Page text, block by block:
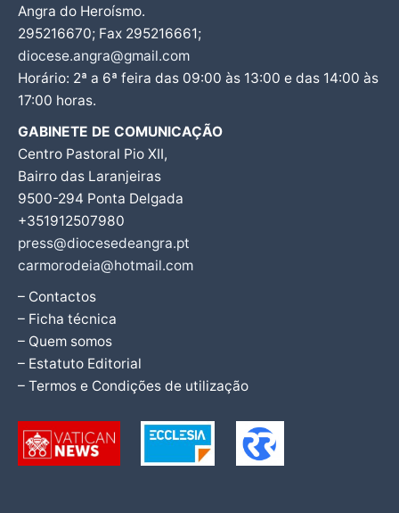
Angra do Heroísmo.
295216670; Fax 295216661;
diocese.angra@gmail.com
Horário: 2ª a 6ª feira das 09:00 às 13:00 e das 14:00 às
17:00 horas.
GABINETE DE COMUNICAÇÃO
Centro Pastoral Pio XII,
Bairro das Laranjeiras
9500-294 Ponta Delgada
+351912507980
press@diocesedeangra.pt
carmorodeia@hotmail.com
– Contactos
– Ficha técnica
– Quem somos
– Estatuto Editorial
– Termos e Condições de utilização